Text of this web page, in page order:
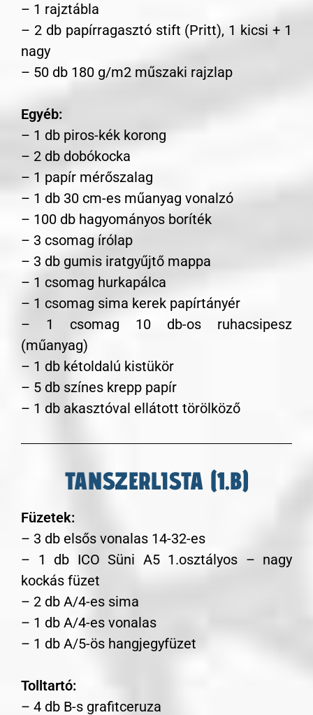
– 1 rajztábla
– 2 db papírragasztó stift (Pritt), 1 kicsi + 1
nagy
– 50 db 180 g/m2 műszaki rajzlap
Egyéb:
– 1 db piros-kék korong
– 2 db dobókocka
– 1 papír mérőszalag
– 1 db 30 cm-es műanyag vonalzó
– 100 db hagyományos boríték
– 3 csomag írólap
– 3 db gumis iratgyűjtő mappa
– 1 csomag hurkapálca
– 1 csomag sima kerek papírtányér
– 1 csomag 10 db-os ruhacsipesz
(műanyag)
– 1 db kétoldalú kistükör
– 5 db színes krepp papír
– 1 db akasztóval ellátott törölköző
TANSZERLISTA (1.B)
Füzetek:
– 3 db elsős vonalas 14-32-es
– 1 db ICO Süni A5 1.osztályos – nagy
kockás füzet
– 2 db A/4-es sima
– 1 db A/4-es vonalas
– 1 db A/5-ös hangjegyfüzet
Tolltartó:
– 4 db B-s grafitceruza